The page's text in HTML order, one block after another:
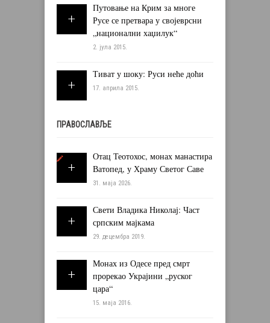
Путовање на Крим за многе
Русе се претвара у својеврсни
„национални хаџилук“
2. јула 2015.
Тиват у шоку: Руси неће доћи
17. априла 2015.
ПРАВОСЛАВЉЕ
Отац Теотохос, монах манастира
Ватопед, у Храму Светог Саве
31. маја 2026.
Свети Владика Николај: Част
српским мајкама
29. децембра 2019.
Монах из Одесе пред смрт
прорекао Украјини „руског
цара“
15. маја 2016.